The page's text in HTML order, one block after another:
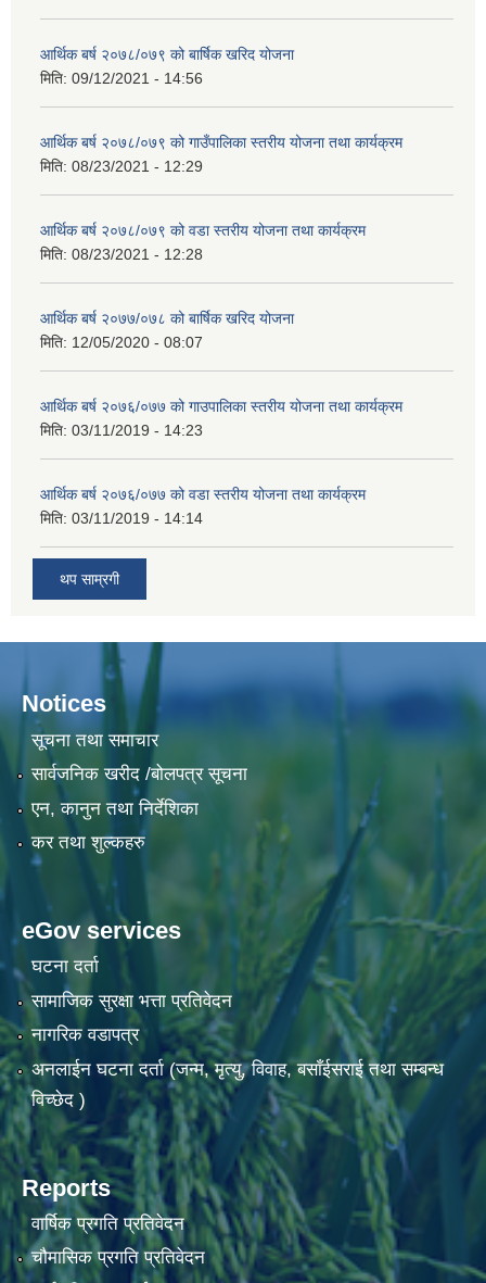
आर्थिक बर्ष २०७८/०७९ को बार्षिक खरिद योजना
मिति: 09/12/2021 - 14:56
आर्थिक बर्ष २०७८/०७९ को गाउँपालिका स्तरीय योजना तथा कार्यक्रम
मिति: 08/23/2021 - 12:29
आर्थिक बर्ष २०७८/०७९ को वडा स्तरीय योजना तथा कार्यक्रम
मिति: 08/23/2021 - 12:28
आर्थिक बर्ष २०७७/०७८ को बार्षिक खरिद योजना
मिति: 12/05/2020 - 08:07
आर्थिक बर्ष २०७६/०७७ को गाउपालिका स्तरीय योजना तथा कार्यक्रम
मिति: 03/11/2019 - 14:23
आर्थिक बर्ष २०७६/०७७ को वडा स्तरीय योजना तथा कार्यक्रम
मिति: 03/11/2019 - 14:14
थप साम्रगी
Notices
सूचना तथा समाचार
सार्वजनिक खरीद /बोलपत्र सूचना
एन, कानुन तथा निर्देशिका
कर तथा शुल्कहरु
eGov services
घटना दर्ता
सामाजिक सुरक्षा भत्ता प्रतिवेदन
नागरिक वडापत्र
अनलाईन घटना दर्ता (जन्म, मृत्यु, विवाह, बसाँईसराई तथा सम्बन्ध
विच्छेद )
Reports
वार्षिक प्रगति प्रतिवेदन
चौमासिक प्रगति प्रतिवेदन